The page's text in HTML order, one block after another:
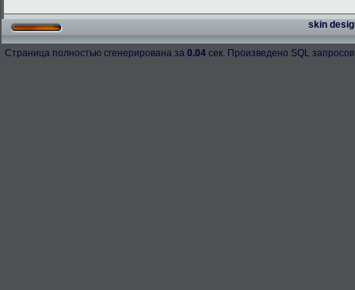
skin
Страница полностью сгенерирована за 0.04 сек. Произведено SQL